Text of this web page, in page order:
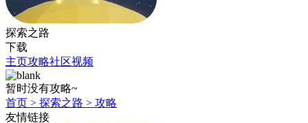
探索之路
下载
主页攻略社区视频
暂时没有攻略~
首页 > 探索之路 > 攻略
友情链接